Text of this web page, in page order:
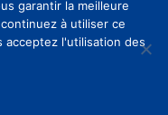
2022)
garantir la meilleure
à utiliser ce
acceptez l'utilisation des